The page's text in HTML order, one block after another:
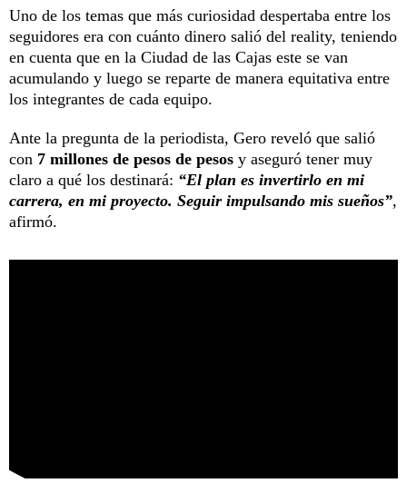
Uno de los temas que más curiosidad despertaba entre los
seguidores era con cuánto dinero salió del reality, teniendo
en cuenta que en la Ciudad de las Cajas este se van
acumulando y luego se reparte de manera equitativa entre
los integrantes de cada equipo.
Ante la pregunta de la periodista, Gero reveló que salió
con 7 millones de pesos de pesos y aseguró tener muy
claro a qué los destinará: “El plan es invertirlo en mi
carrera, en mi proyecto. Seguir impulsando mis sueños”,
afirmó.